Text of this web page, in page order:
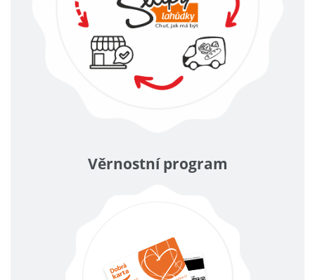
Věrnostní program